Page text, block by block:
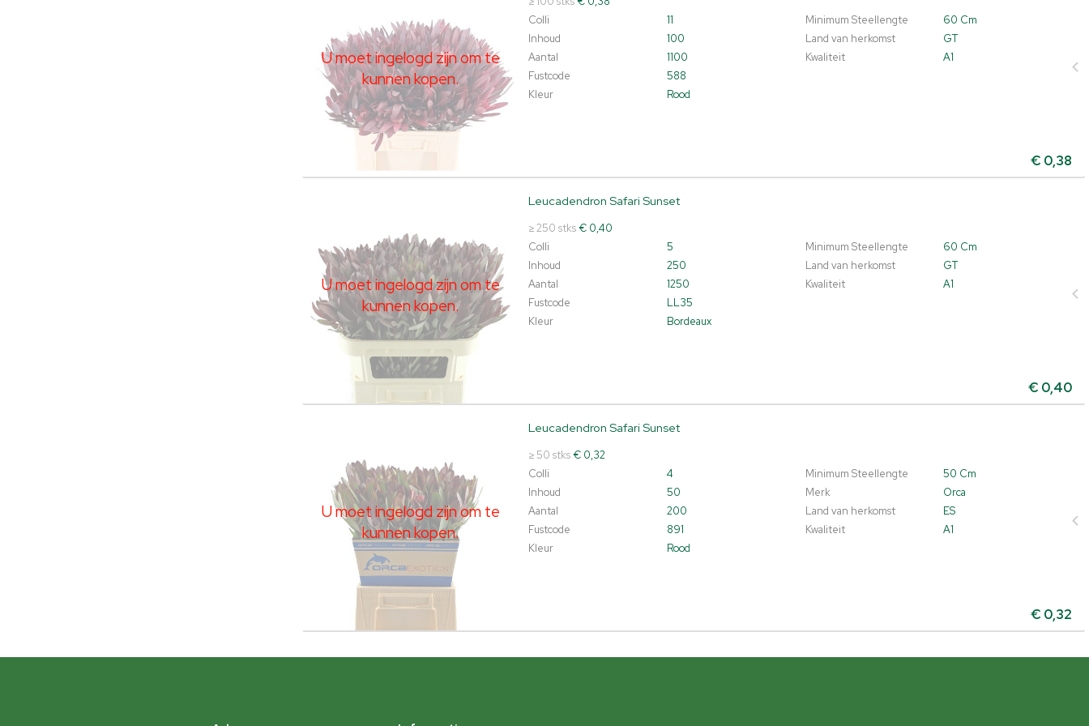
U moet ingelogd zijn om te
kunnen kopen.
Colli
11 Minimum Steellengte
60 Cm
Inhoud
100 Land van herkomst
GT
Aantal
1100 Kwaliteit
A1
Fustcode
588
Kleur
Rood
€ 0,38
U moet ingelogd zijn om te
kunnen kopen.
Leucadendron Safari Sunset
≥ 250 stks€ 0,40
Colli
5 Minimum Steellengte
60 Cm
Inhoud
250 Land van herkomst
GT
Aantal
1250 Kwaliteit
A1
Fustcode
LL35
Kleur
Bordeaux
€ 0,40
U moet ingelogd zijn om te kunnen kopen.Klik hier om in te loggen.
U moet ingelogd zijn om te
kunnen kopen.
Leucadendron Safari Sunset
≥ 50 stks€ 0,32
Colli
4 Minimum Steellengte
50 Cm
Inhoud
50 Merk
Orca
Aantal
200 Land van herkomst
ES
Fustcode
891 Kwaliteit
A1
Kleur
Rood
€ 0,32
U moet ingelogd zijn om te kunnen kopen.Klik hier om in te loggen.